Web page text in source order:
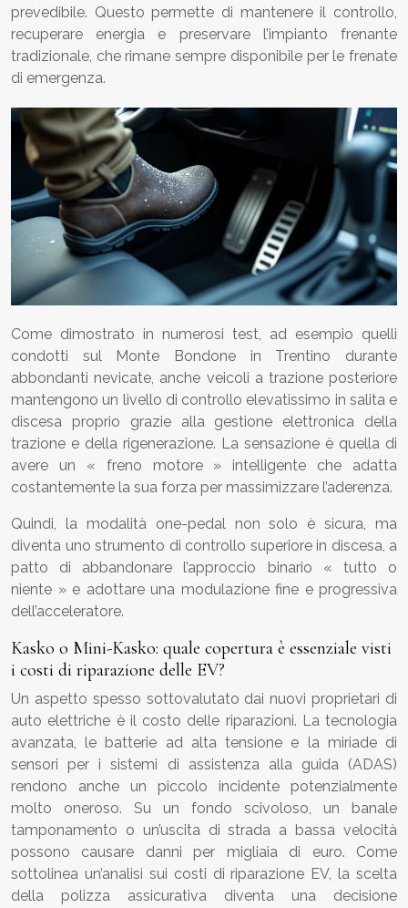
prevedibile. Questo permette di mantenere il controllo,
recuperare energia e preservare l’impianto frenante
tradizionale, che rimane sempre disponibile per le frenate
di emergenza.
Come dimostrato in numerosi test, ad esempio quelli
condotti sul Monte Bondone in Trentino durante
abbondanti nevicate, anche veicoli a trazione posteriore
mantengono un livello di controllo elevatissimo in salita e
discesa proprio grazie alla gestione elettronica della
trazione e della rigenerazione. La sensazione è quella di
avere un « freno motore » intelligente che adatta
costantemente la sua forza per massimizzare l’aderenza.
Quindi, la modalità one-pedal non solo è sicura, ma
diventa uno strumento di controllo superiore in discesa, a
patto di abbandonare l’approccio binario « tutto o
niente » e adottare una modulazione fine e progressiva
dell’acceleratore.
Kasko o Mini-Kasko: quale copertura è essenziale visti
i costi di riparazione delle EV?
Un aspetto spesso sottovalutato dai nuovi proprietari di
auto elettriche è il costo delle riparazioni. La tecnologia
avanzata, le batterie ad alta tensione e la miriade di
sensori per i sistemi di assistenza alla guida (ADAS)
rendono anche un piccolo incidente potenzialmente
molto oneroso. Su un fondo scivoloso, un banale
tamponamento o un’uscita di strada a bassa velocità
possono causare danni per migliaia di euro. Come
sottolinea un’analisi sui costi di riparazione EV, la scelta
della polizza assicurativa diventa una decisione